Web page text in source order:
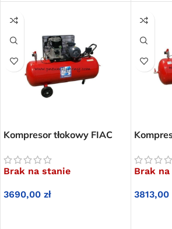
Kompresor tłokowy FIAC
Brak na stanie
3690,00 zł
Brak
3813,00